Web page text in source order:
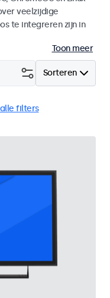
veelzijdige
te integreren zijn in
Toon meer
Sorteren
filters